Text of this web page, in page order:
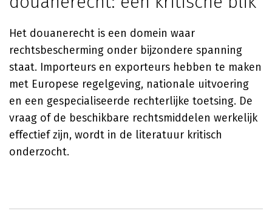
Het douanerecht is een domein waar
rechtsbescherming onder bijzondere spanning
staat. Importeurs en exporteurs hebben te maken
met Europese regelgeving, nationale uitvoering
en een gespecialiseerde rechterlijke toetsing. De
vraag of de beschikbare rechtsmiddelen werkelijk
effectief zijn, wordt in de literatuur kritisch
onderzocht.